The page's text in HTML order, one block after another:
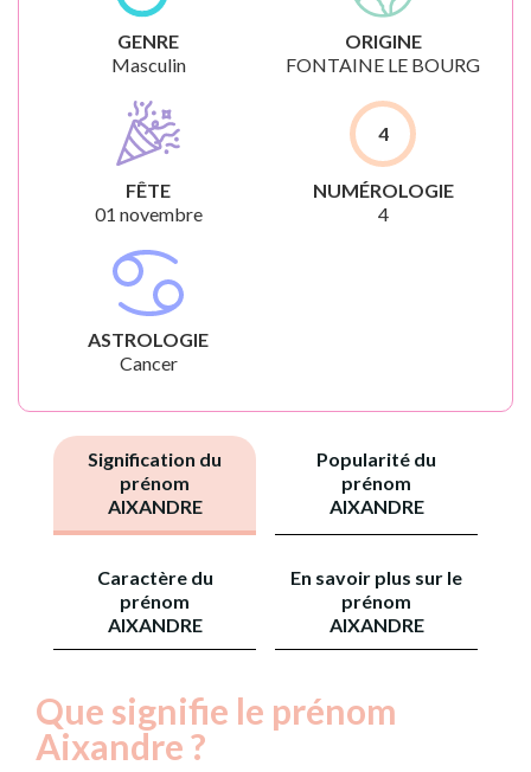
GENRE
Masculin
ORIGINE
FONTAINE LE BOURG
FÊTE
01 novembre
4
NUMÉROLOGIE
4
ASTROLOGIE
Cancer
Signification du
prénom
AIXANDRE
Popularité du
prénom
AIXANDRE
Caractère du
prénom
AIXANDRE
En savoir plus sur le
prénom
AIXANDRE
Que signifie le prénom
Aixandre ?